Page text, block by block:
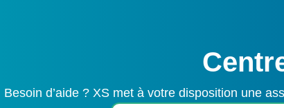
Besoin d’aide ? XS met à votre disposition une